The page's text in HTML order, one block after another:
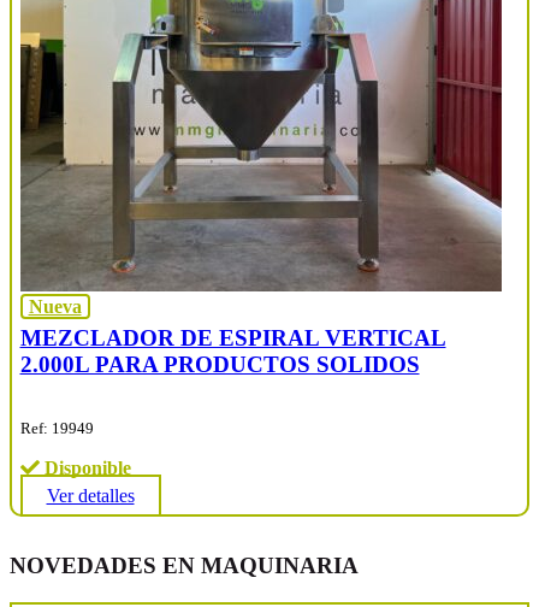
Nueva
MEZCLADOR DE ESPIRAL VERTICAL
2.000L PARA PRODUCTOS SOLIDOS
Ref: 19949
Disponible
Ver detalles
NOVEDADES EN MAQUINARIA